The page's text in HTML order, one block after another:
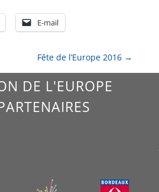
E-mail
Fête de l’Europe 2016 →
DE L'EUROPE